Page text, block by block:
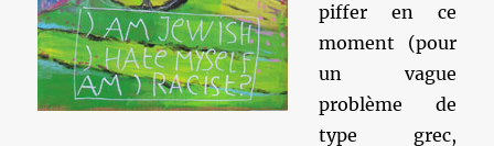
piffer en ce
moment (pour
un vague
problème de
type grec,